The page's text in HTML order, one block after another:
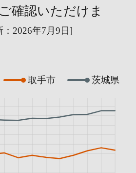
確認いただけま
：2026年7月9日]
取手市 茨城県